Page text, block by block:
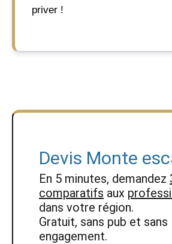
priver !
Devis Monte
En 5 minutes, demandez
comparatifs aux
dans votre région.
Gratuit, sans pub et sans
engagement.